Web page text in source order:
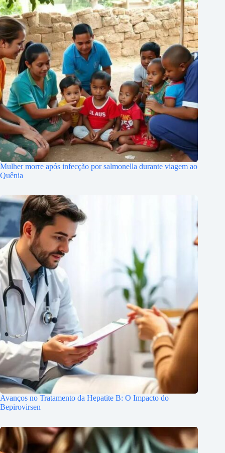
Mulher morre após infecção por salmonella durante viagem ao
Quênia
Avanços no Tratamento da Hepatite B: O Impacto do
Bepirovirsen